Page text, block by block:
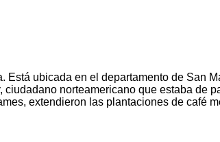
ubicada en el departamento de San
norteamericano que estaba de
extendieron las plantaciones de café